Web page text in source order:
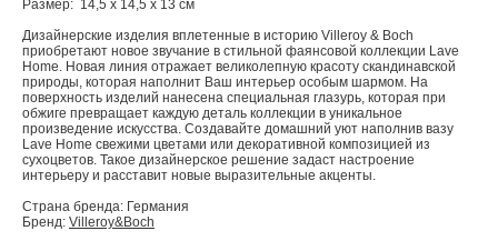
Размер: 14,5 x 14,5 x 13 см
Дизайнерские изделия вплетенные в историю Villeroy & Boch
приобретают новое звучание в стильной фаянсовой коллекции Lave
Home. Новая линия отражает великолепную красоту скандинавской
природы, которая наполнит Ваш интерьер особым шармом. На
поверхность изделий нанесена специальная глазурь, которая при
обжиге превращает каждую деталь коллекции в уникальное
произведение искусства. Создавайте домашний уют наполнив вазу
Lave Home свежими цветами или декоративной композицией из
сухоцветов. Такое дизайнерское решение задаст настроение
интерьеру и расставит новые выразительные акценты.
Страна бренда: Германия
Бренд: Villeroy&Boch